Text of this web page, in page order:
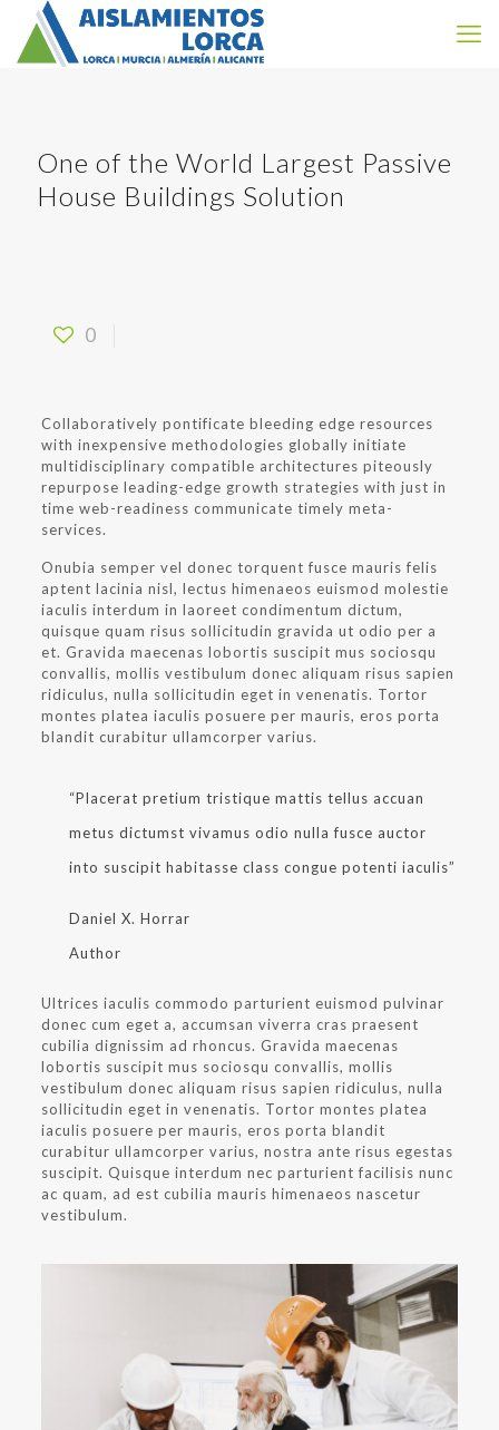
One of the World Largest Passive
House Buildings Solution
0
Collaboratively pontificate bleeding edge resources
with inexpensive methodologies globally initiate
multidisciplinary compatible architectures piteously
repurpose leading-edge growth strategies with just in
time web-readiness communicate timely meta-
services.
Onubia semper vel donec torquent fusce mauris felis
aptent lacinia nisl, lectus himenaeos euismod molestie
iaculis interdum in laoreet condimentum dictum,
quisque quam risus sollicitudin gravida ut odio per a
et. Gravida maecenas lobortis suscipit mus sociosqu
convallis, mollis vestibulum donec aliquam risus sapien
ridiculus, nulla sollicitudin eget in venenatis. Tortor
montes platea iaculis posuere per mauris, eros porta
blandit curabitur ullamcorper varius.
“Placerat pretium tristique mattis tellus accuan
metus dictumst vivamus odio nulla fusce auctor
into suscipit habitasse class congue potenti iaculis”
Daniel X. Horrar
Author
Ultrices iaculis commodo parturient euismod pulvinar
donec cum eget a, accumsan viverra cras praesent
cubilia dignissim ad rhoncus. Gravida maecenas
lobortis suscipit mus sociosqu convallis, mollis
vestibulum donec aliquam risus sapien ridiculus, nulla
sollicitudin eget in venenatis. Tortor montes platea
iaculis posuere per mauris, eros porta blandit
curabitur ullamcorper varius, nostra ante risus egestas
suscipit. Quisque interdum nec parturient facilisis nunc
ac quam, ad est cubilia mauris himenaeos nascetur
vestibulum.